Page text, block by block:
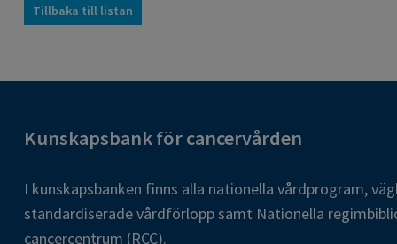
Tillbaka till listan
Kunskapsbank för cancervården
I kunskapsbanken finns alla nationella vårdprogram,
standardiserade vårdförlopp samt Nationella
cancercentrum (RCC).